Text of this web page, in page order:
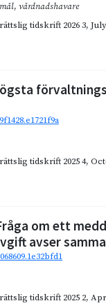
, vårdnadshavare
tidskrift 2026 3,
tidskrift 2025 4,
om ett
avser
tidskrift 2025 2,